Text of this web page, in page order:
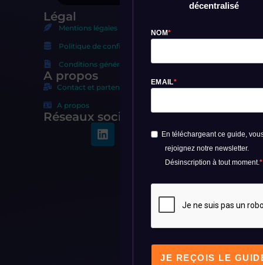
Légal
Mentions légales
Politique de confidentialité
Conditions générales d'utilisation
A propos
Contact et partenariats
A propos
Réseaux sociaux
décentralisé
NOM
EMAIL
En téléchargeant ce guide,
rejoignez notre newsletter.
Désinscription à tout moment.
JE REÇOIS LE